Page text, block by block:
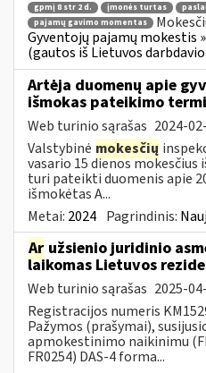
gpmį 8 str 2 d.
įmonės turtas
pajamų gavimo momentas
Gyventojų pajamų mokestis
(gautos iš Lietuvos
Artėja duomenų apie
išmokas pateikimo
Web turinio sąrašas 2024-
Valstybinė mokesčių
vasario 15 dienos mokesčius
turi pateikti duomenis apie
išmokėtas A...
Metai: 2024 Pagrindinis:
Ar užsienio juridinio
laikomas Lietuvos
Web turinio sąrašas 2025-
Registracijos numeris
Pažymos (prašymai),
apmokestinimo naikinimu
FR0254) DAS-4 forma...